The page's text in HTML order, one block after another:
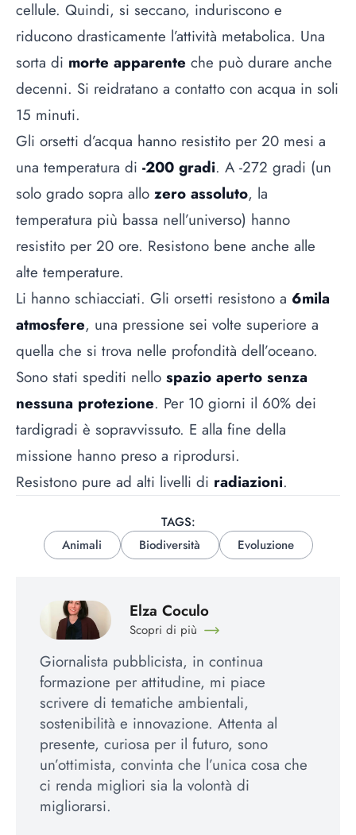
cellule. Quindi, si seccano, induriscono e
riducono drasticamente l’attività metabolica. Una
sorta di morte apparente che può durare anche
decenni. Si reidratano a contatto con acqua in soli
15 minuti.
Gli orsetti d’acqua hanno resistito per 20 mesi a
una temperatura di -200 gradi. A -272 gradi (un
solo grado sopra allo zero assoluto, la
temperatura più bassa nell’universo) hanno
resistito per 20 ore. Resistono bene anche alle
alte temperature.
Li hanno schiacciati. Gli orsetti resistono a 6mila
atmosfere, una pressione sei volte superiore a
quella che si trova nelle profondità dell’oceano.
Sono stati spediti nello spazio aperto senza
nessuna protezione. Per 10 giorni il 60% dei
tardigradi è sopravvissuto. E alla fine della
missione hanno preso a riprodursi.
Resistono pure ad alti livelli di radiazioni.
TAGS:
Animali
Biodiversità Evoluzione
Elza Coculo
Scopri di più
Giornalista pubblicista, in continua
formazione per attitudine, mi piace
scrivere di tematiche ambientali,
sostenibilità e innovazione. Attenta al
presente, curiosa per il futuro, sono
un’ottimista, convinta che l’unica cosa che
ci renda migliori sia la volontà di
migliorarsi.